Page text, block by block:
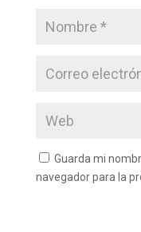
Guarda mi
navegador para la